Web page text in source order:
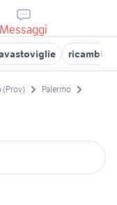
Messaggi
ricambi
(Prov)
Palermo